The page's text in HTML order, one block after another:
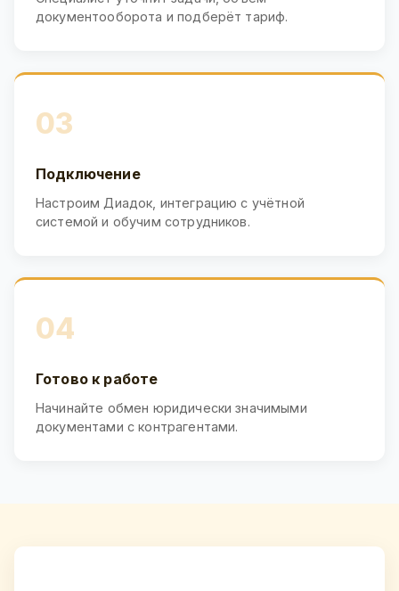
документооборота и подберёт тариф.
03
Подключение
Настроим Диадок, интеграцию с учётной
системой и обучим сотрудников.
04
Готово к работе
Начинайте обмен юридически значимыми
документами с контрагентами.